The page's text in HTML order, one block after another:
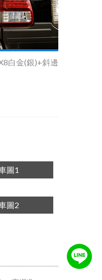
白金(銀)+斜邊
圖1
圖2